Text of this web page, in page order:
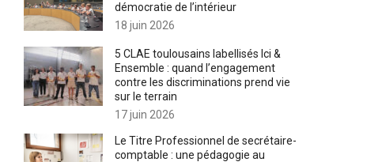
démocratie de l’intérieur
18 juin 2026
5 CLAE toulousains labellisés Ici &
Ensemble : quand l’engagement
contre les discriminations prend vie
sur le terrain
17 juin 2026
Le Titre Professionnel de secrétaire-
comptable : une pédagogie au